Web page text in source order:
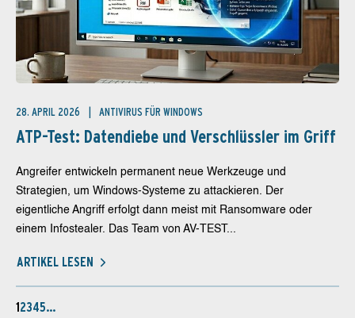
28. APRIL 2026 ANTIVIRUS FÜR WINDOWS
ATP-Test: Datendiebe und Verschlüssler im Griff
Angreifer entwickeln permanent neue Werkzeuge und
Strategien, um Windows-Systeme zu attackieren. Der
eigentliche Angriff erfolgt dann meist mit Ransomware oder
einem Infostealer. Das Team von AV-TEST...
ARTIKEL LESEN
12345…